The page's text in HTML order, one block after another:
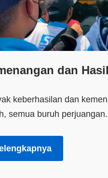
dan
keberhasilan dan
semua buruh perjuangan.